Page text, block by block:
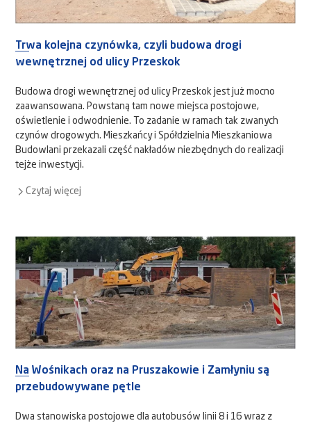
Trwa kolejna czynówka, czyli budowa drogi
wewnętrznej od ulicy Przeskok
Budowa drogi wewnętrznej od ulicy Przeskok jest już mocno
zaawansowana. Powstaną tam nowe miejsca postojowe,
oświetlenie i odwodnienie. To zadanie w ramach tak zwanych
czynów drogowych. Mieszkańcy i Spółdzielnia Mieszkaniowa
Budowlani przekazali część nakładów niezbędnych do realizacji
tejże inwestycji.
Czytaj więcej
Na Wośnikach oraz na Pruszakowie i Zamłyniu są
przebudowywane pętle
Dwa stanowiska postojowe dla autobusów linii 8 i 16 wraz z